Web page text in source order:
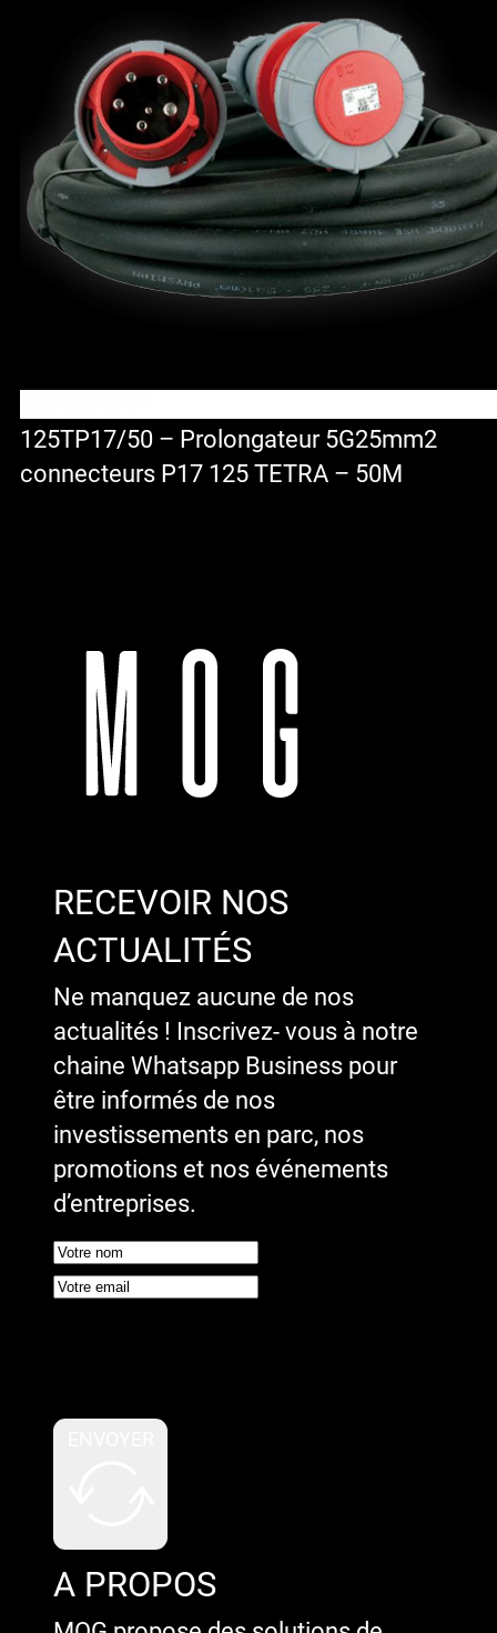
125TP17/50 – Prolongateur 5G25mm2
connecteurs P17 125 TETRA – 50M
RECEVOIR NOS
ACTUALITÉS
Ne manquez aucune de nos
actualités ! Inscrivez- vous à notre
chaine Whatsapp Business pour
être informés de nos
investissements en parc, nos
promotions et nos événements
d’entreprises.
A PROPOS